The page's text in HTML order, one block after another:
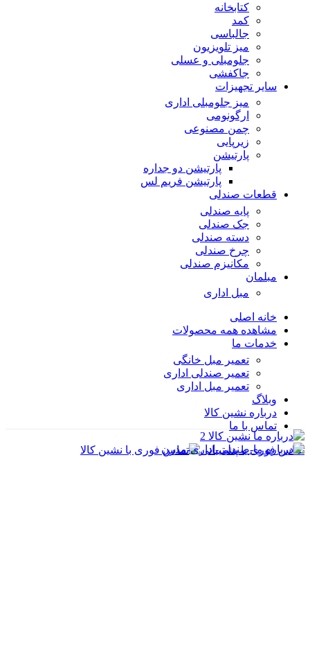
کتابخانه
کمد
جالباسی
میز تلویزیون
جلومبلی و عسلی
جاکفشی
سایر تجهیزات
میز جلومبلی اداری
ارگونومی
چمن مصنوعی
زیرپایی
پارتیشن
پارتیشن دو جداره
پارتیشن فریم لس
قطعات صندلی
پایه صندلی
جک صندلی
دسته صندلی
چرخ صندلی
مکانیزم صندلی
مبلمان
مبل اداری
خانه اصلی
مشاهده همه محصولات
خدمات ما
تعمیر مبل خانگی
تعمیر صندلی اداری
تعمیر مبل اداری
وبلاگ
درباره نشین کالا
تماس با ما
تماس فوری با پشتیبانی